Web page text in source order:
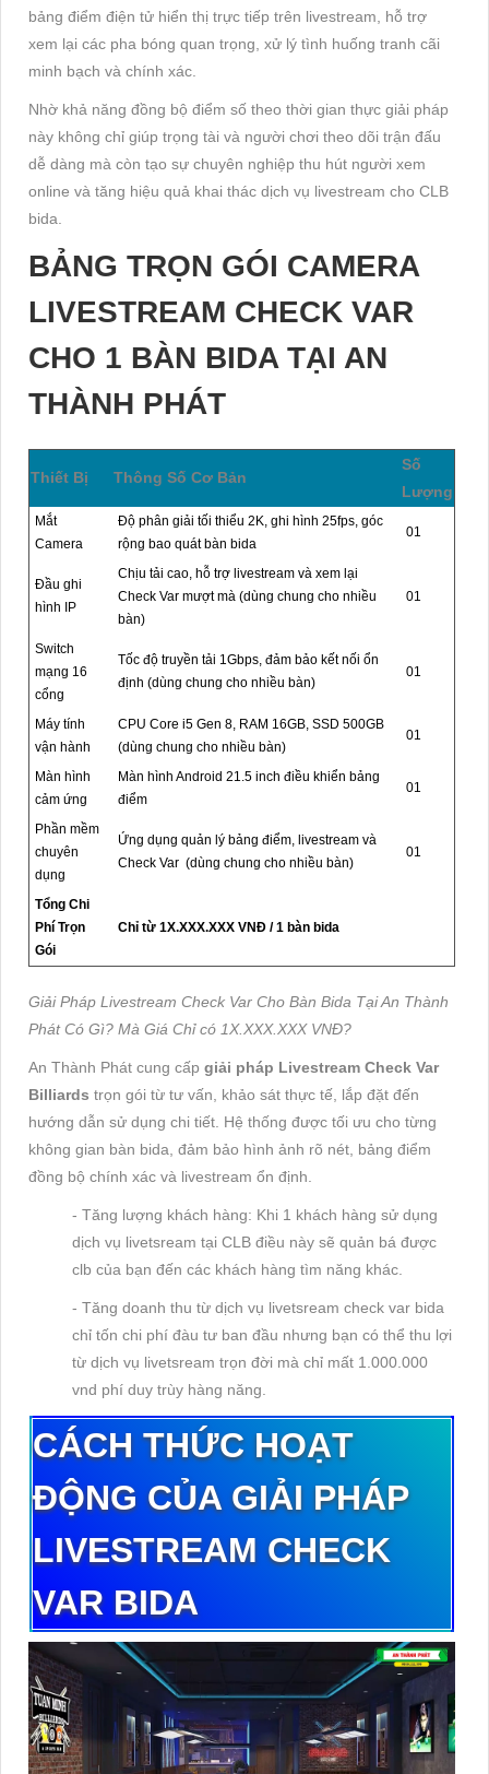
bảng điểm điện tử hiển thị trực tiếp trên livestream, hỗ trợ
xem lại các pha bóng quan trọng, xử lý tình huống tranh cãi
minh bạch và chính xác.
Nhờ khả năng đồng bộ điểm số theo thời gian thực giải pháp
này không chỉ giúp trọng tài và người chơi theo dõi trận đấu
dễ dàng mà còn tạo sự chuyên nghiệp thu hút người xem
online và tăng hiệu quả khai thác dịch vụ livestream cho CLB
bida.
BẢNG TRỌN GÓI CAMERA
LIVESTREAM CHECK VAR
CHO 1 BÀN BIDA TẠI AN
THÀNH PHÁT
Thiết Bị Thông Số Cơ Bản
Số
Lượng
Mắt
Camera
Độ phân giải tối thiểu 2K, ghi hình 25fps, góc
rộng bao quát bàn bida
01
Đầu ghi
hình IP
Chịu tải cao, hỗ trợ livestream và xem lại
Check Var mượt mà (dùng chung cho nhiều
bàn)
01
Switch
mạng 16
cổng
Tốc độ truyền tải 1Gbps, đảm bảo kết nối ổn
định (dùng chung cho nhiều bàn)
01
Máy tính
vận hành
CPU Core i5 Gen 8, RAM 16GB, SSD 500GB
(dùng chung cho nhiều bàn)
01
Màn hình
cảm ứng
Màn hình Android 21.5 inch điều khiển bảng
điểm
01
Phần mềm
chuyên
dụng
Ứng dụng quản lý bảng điểm, livestream và
Check Var (dùng chung cho nhiều bàn)
01
Tổng Chi
Phí Trọn
Gói
Chỉ từ 1X.XXX.XXX VNĐ / 1 bàn bida
Giải Pháp Livestream Check Var Cho Bàn Bida Tại An Thành
Phát Có Gì? Mà Giá Chỉ có 1X.XXX.XXX VNĐ?
An Thành Phát cung cấp giải pháp Livestream Check Var
Billiards trọn gói từ tư vấn, khảo sát thực tế, lắp đặt đến
hướng dẫn sử dụng chi tiết. Hệ thống được tối ưu cho từng
không gian bàn bida, đảm bảo hình ảnh rõ nét, bảng điểm
đồng bộ chính xác và livestream ổn định.
- Tăng lượng khách hàng: Khi 1 khách hàng sử dụng
dịch vụ livetsream tại CLB điều này sẽ quản bá được
clb của bạn đến các khách hàng tìm năng khác.
- Tăng doanh thu từ dịch vụ livetsream check var bida
chỉ tốn chi phí đàu tư ban đầu nhưng bạn có thể thu lợi
từ dịch vụ livetsream trọn đời mà chỉ mất 1.000.000
vnd phí duy trùy hàng năng.
CÁCH THỨC HOẠT
ĐỘNG CỦA GIẢI PHÁP
LIVESTREAM CHECK
VAR BIDA